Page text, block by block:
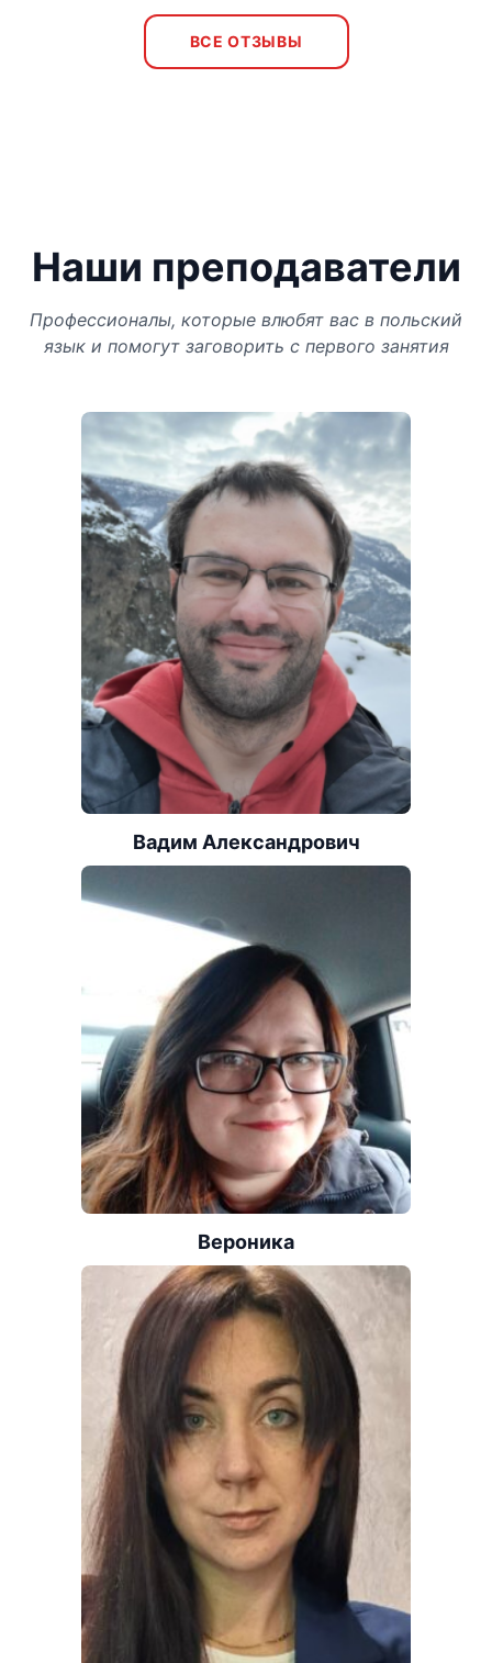
ВСЕ ОТЗЫВЫ
Наши преподаватели
Профессионалы, которые влюбят вас в польский
язык и помогут заговорить с первого занятия
Вадим Александрович
Вероника